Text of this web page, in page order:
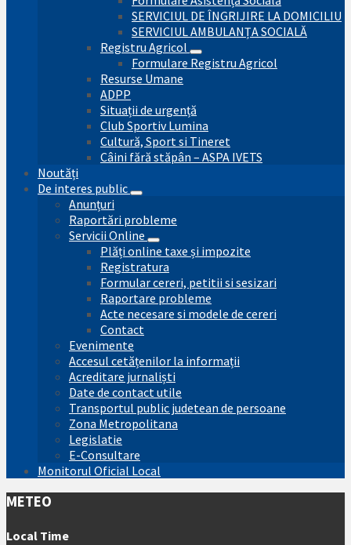
SERVICIUL DE ÎNGRIJIRE LA DOMICILIU
SERVICIUL AMBULANȚA SOCIALĂ
Registru Agricol
Formulare Registru Agricol
Resurse Umane
ADPP
Situații de urgență
Club Sportiv Lumina
Cultură, Sport si Tineret
Câini fără stăpân – ASPA IVETS
Noutăți
De interes public
Anunțuri
Raportări probleme
Servicii Online
Plăți online taxe și impozite
Registratura
Formular cereri, petitii si sesizari
Raportare probleme
Acte necesare si modele de cereri
Contact
Evenimente
Accesul cetățenilor la informații
Acreditare jurnaliști
Date de contact utile
Transportul public judetean de persoane
Zona Metropolitana
Legislatie
E-Consultare
Monitorul Oficial Local
METEO
Local Time